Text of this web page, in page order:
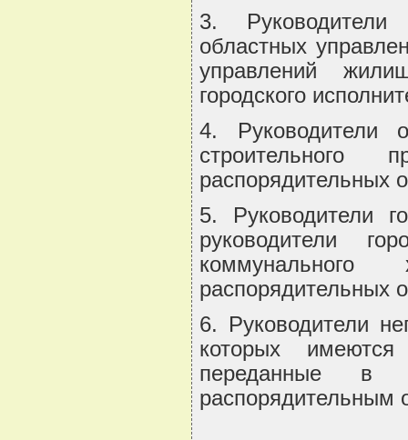
3. Руководители
областных
управлений
городского
4. Руководители
строительного
распорядительных
5. Руководители
руководители
распорядительных
6. Руководители
которых
переданные в
распорядительным